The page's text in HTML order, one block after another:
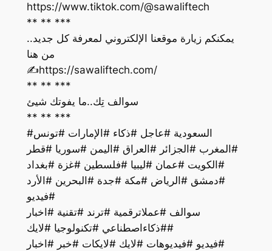
https://www.tiktok.com/@sawaliftech
** ** ***
يمكنكم زيارة موقعنا الإلكتروني لمعرفة كل جديد..
من هنا
‏✍️https://sawaliftech.com/
** ** ***
سوالف تِك..ما يفوتك شيئ
** ** ***
#السعودية #عاجل #ذكاء #الإمارات #تونس
#المغرب #الجزائر #العراق #اليمن #سوريا #قطر
#الكويت #عمان #ليبيا #فلسطين #غزة #بغداد
#دمشق #الرياض #مكة #جدة #البحرين #الأرد
#فيديو
سوالف #عملاترقمية #ترند #تقنية #اخبار
#ذكاءاصطناعي #تكنولوجيا #لايك#
فيديو #فيديوهات #لايك #لايكات #خبر #اخبار#